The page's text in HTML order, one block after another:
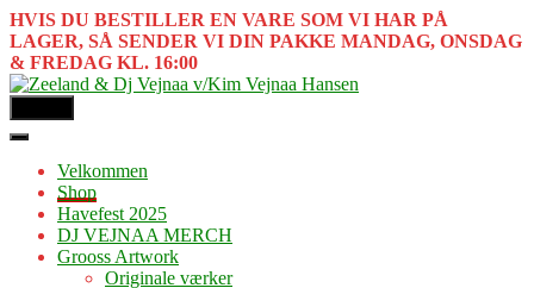
HVIS DU BESTILLER EN VARE SOM VI HAR PÅ
LAGER, SÅ SENDER VI DIN PAKKE MANDAG, ONSDAG
& FREDAG KL. 16:00
Velkommen
Shop
Havefest 2025
DJ VEJNAA MERCH
Grooss Artwork
Originale værker